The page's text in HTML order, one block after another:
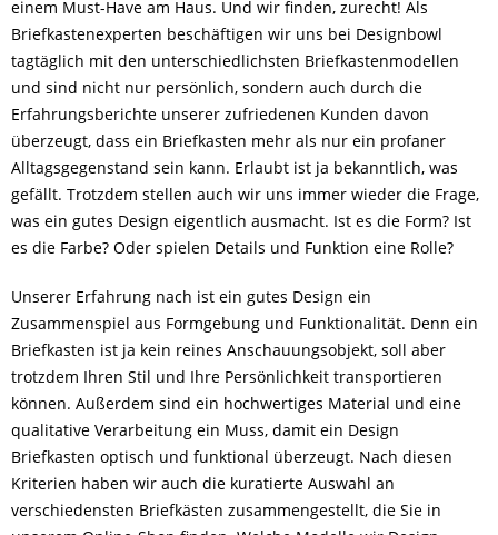
einem Must-Have am Haus. Und wir finden, zurecht! Als
Briefkastenexperten beschäftigen wir uns bei Designbowl
tagtäglich mit den unterschiedlichsten Briefkastenmodellen
und sind nicht nur persönlich, sondern auch durch die
Erfahrungsberichte unserer zufriedenen Kunden davon
überzeugt, dass ein Briefkasten mehr als nur ein profaner
Alltagsgegenstand sein kann. Erlaubt ist ja bekanntlich, was
gefällt. Trotzdem stellen auch wir uns immer wieder die Frage,
was ein gutes Design eigentlich ausmacht. Ist es die Form? Ist
es die Farbe? Oder spielen Details und Funktion eine Rolle?
Unserer Erfahrung nach ist ein gutes Design ein
Zusammenspiel aus Formgebung und Funktionalität. Denn ein
Briefkasten ist ja kein reines Anschauungsobjekt, soll aber
trotzdem Ihren Stil und Ihre Persönlichkeit transportieren
können. Außerdem sind ein hochwertiges Material und eine
qualitative Verarbeitung ein Muss, damit ein Design
Briefkasten optisch und funktional überzeugt. Nach diesen
Kriterien haben wir auch die kuratierte Auswahl an
verschiedensten Briefkästen zusammengestellt, die Sie in